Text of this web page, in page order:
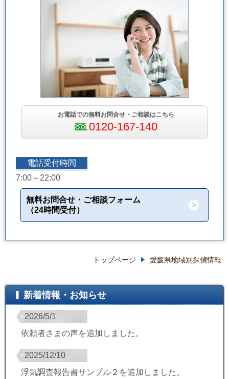
お電話での無料お問合せ・ご相談はこちら
0120-167-140
電話受付時間
7:00～22:00
無料お問合せ・ご相談フォーム
（24時間受付）
トップページ 愛媛県地域別探偵情報
新着情報・お知らせ
2026/5/1
依頼者さまの声を追加しました。
2025/12/10
浮気調査報告書サンプル２を追加しました。